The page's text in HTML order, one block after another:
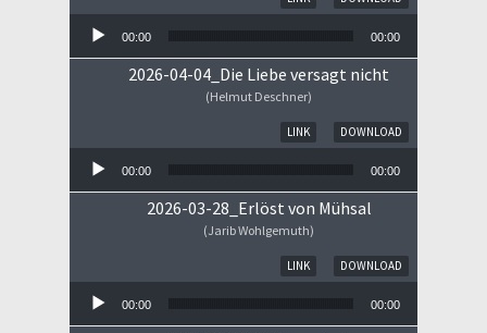
00:00 00:00
2026-04-04_Die Liebe versagt nicht
(Helmut Deschner)
DOWNLOAD
LINK
00:00 00:00
2026-03-28_Erlöst von Mühsal
(Jarib Wohlgemuth)
DOWNLOAD
LINK
00:00 00:00